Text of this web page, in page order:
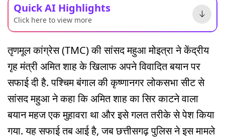
Quick AI Highlights
Click here to view more
तृणमूल कांग्रेस (TMC) की सांसद महुआ मोइत्रा ने केंद्रीय
गृह मंत्री अमित शाह के खिलाफ अपने विवादित बयान पर
सफाई दी है. पश्चिम बंगाल की कृष्णानगर लोकसभा सीट से
सांसद महुआ ने कहा कि अमित शाह का सिर काटने वाला
बयान महज एक मुहावरा था और इसे गलत तरीके से पेश किया
गया. यह सफाई तब आई है, जब छत्तीसगढ़ पुलिस ने इस मामले